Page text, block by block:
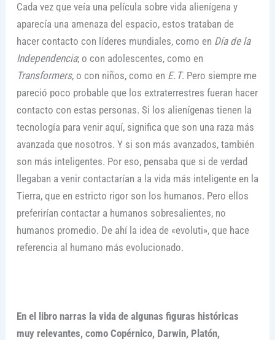
Cada vez que veía una película sobre vida alienígena y
aparecía una amenaza del espacio, estos trataban de
hacer contacto con líderes mundiales, como en Día de la
Independencia; o con adolescentes, como en
Transformers, o con niños, como en E.T. Pero siempre me
pareció poco probable que los extraterrestres fueran hacer
contacto con estas personas. Si los alienígenas tienen la
tecnología para venir aquí, significa que son una raza más
avanzada que nosotros. Y si son más avanzados, también
son más inteligentes. Por eso, pensaba que si de verdad
llegaban a venir contactarían a la vida más inteligente en la
Tierra, que en estricto rigor son los humanos. Pero ellos
preferirían contactar a humanos sobresalientes, no
humanos promedio. De ahí la idea de «evoluti», que hace
referencia al humano más evolucionado.
En el libro narras la vida de algunas figuras históricas
muy relevantes, como Copérnico, Darwin, Platón,